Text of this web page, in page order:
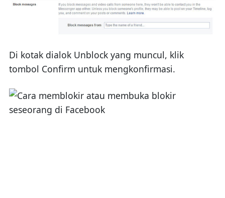
Di kotak dialok Unblock yang muncul, klik
tombol Confirm untuk mengkonfirmasi.